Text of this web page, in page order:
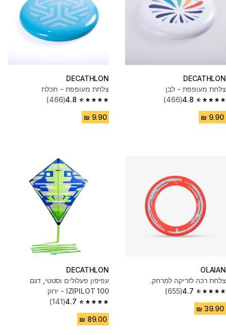
DECATHLON
צלחת מעופפת - לבן
4.8
4.8 out of 5 stars from 466 reviews
(466)
DECATHLON
צלחת מעופפת - תכלת
4.8
4.8 out of 5 stars from 466 reviews
(466)
OLAIAN
צלחת רכה לזריקה למרחק.
4.7
4.7 out of 5 stars from 655 reviews
(655)
DECATHLON
עפיפון פעלולים וסטטי, דגם
IZIPILOT 100 - ירוק
4.7
4.7 out of 5 stars from 141 reviews
(141)